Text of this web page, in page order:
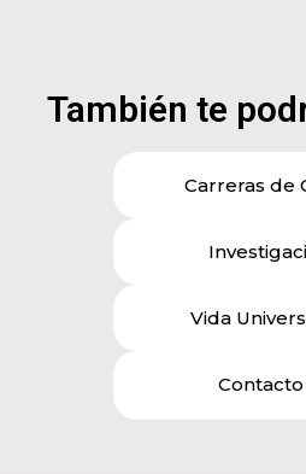
También te
Carreras de
Vida
Contacto